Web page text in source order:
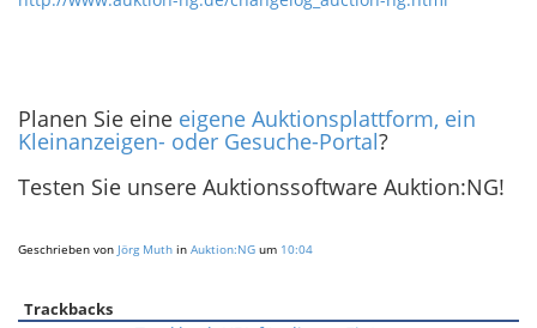
Planen Sie eine eigene Auktionsplattform, ein
Kleinanzeigen- oder Gesuche-Portal?
Testen Sie unsere Auktionssoftware Auktion:NG!
Geschrieben von Jörg Muth in Auktion:NG um 10:04
Trackbacks